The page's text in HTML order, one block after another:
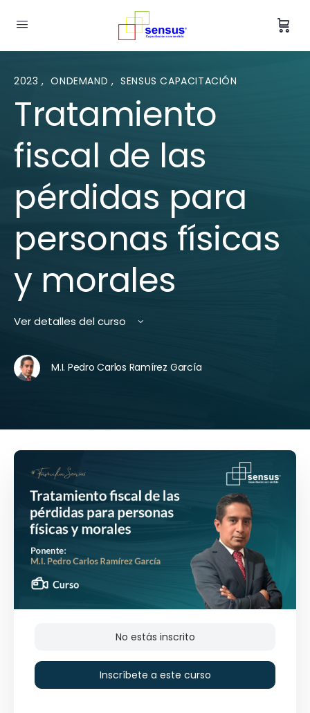
2023, ONDEMAND , SENSUS CAPACITACIÓN
Tratamiento
fiscal de las
pérdidas para
personas físicas
y morales
Ver detalles del curso
M.I. Pedro Carlos Ramírez García
No estás inscrito
Inscríbete a este curso